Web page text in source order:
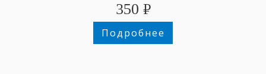
350 ₽
Подробнее